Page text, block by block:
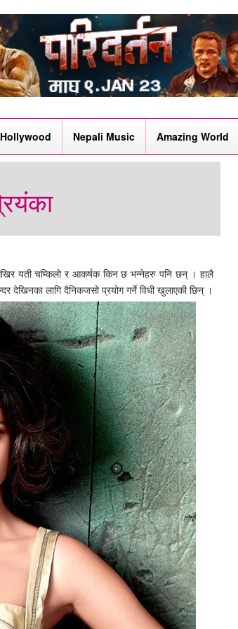
Hollywood Nepali Music Amazing World
यती चम्किलो र आकर्षक किन छ भन्नेहरु पनि छन् । हालै
देखिनका लागि दैनिकजसो प्रयोग गर्ने विधी खुलाएकी छिन् ।